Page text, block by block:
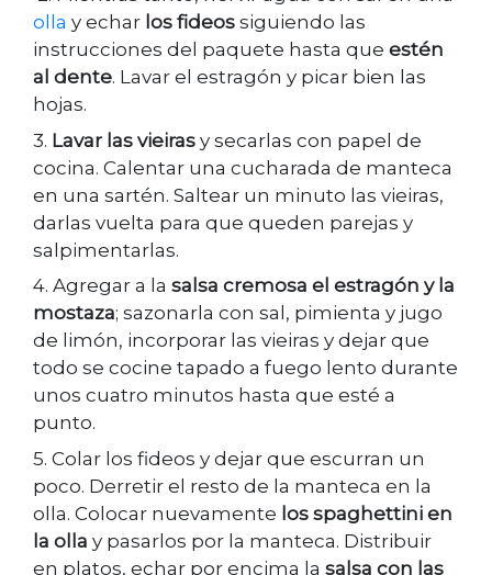
olla y echar los fideos siguiendo las
instrucciones del paquete hasta que estén
al dente. Lavar el estragón y picar bien las
hojas.
3. Lavar las vieiras y secarlas con papel de
cocina. Calentar una cucharada de manteca
en una sartén. Saltear un minuto las vieiras,
darlas vuelta para que queden parejas y
salpimentarlas.
4. Agregar a la salsa cremosa el estragón y la
mostaza; sazonarla con sal, pimienta y jugo
de limón, incorporar las vieiras y dejar que
todo se cocine tapado a fuego lento durante
unos cuatro minutos hasta que esté a
punto.
5. Colar los fideos y dejar que escurran un
poco. Derretir el resto de la manteca en la
olla. Colocar nuevamente los spaghettini en
la olla y pasarlos por la manteca. Distribuir
en platos, echar por encima la salsa con las